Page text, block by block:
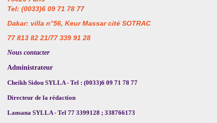
Tel: (0033)6 09 71 78 77
Dakar: villa n°56, Keur Massar cité SOTRAC
77 813 82 21/77 339 91 28
Nous contacter
Administrateur
Cheikh Sidou SYLLA - Tel : (0033)6 09 71 78 77
Directeur de la rédaction
Lansana SYLLA - Tel 77 3399128 ; 338766173